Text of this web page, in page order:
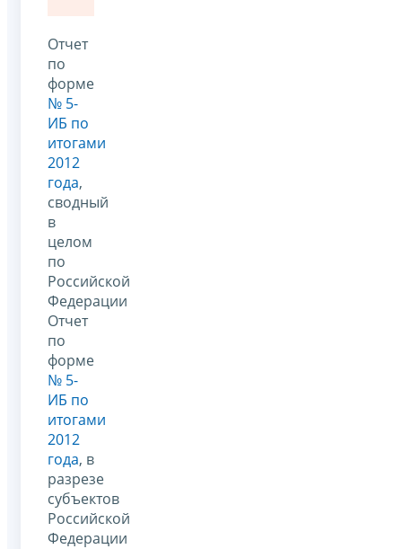
Отчет
по
форме
№ 5-
ИБ по
итогами
2012
года,
сводный
в
целом
по
Российской
Федерации
Отчет
по
форме
№ 5-
ИБ по
итогами
2012
года, в
разрезе
субъектов
Российской
Федерации